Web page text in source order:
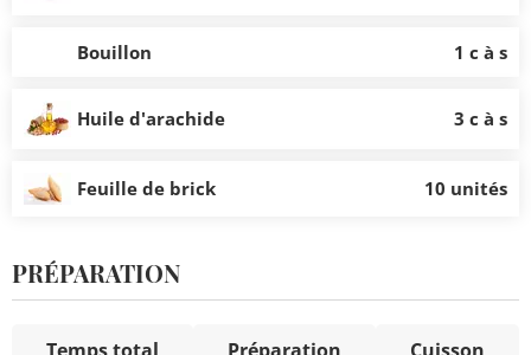
Bouillon 1 c à s
Huile d'arachide 3 c à s
Feuille de brick 10 unités
PRÉPARATION